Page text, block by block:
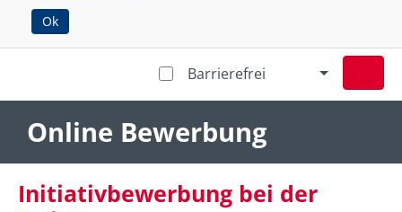
Ok
Barrierefrei
Online Bewerbung
Initiativbewerbung bei der